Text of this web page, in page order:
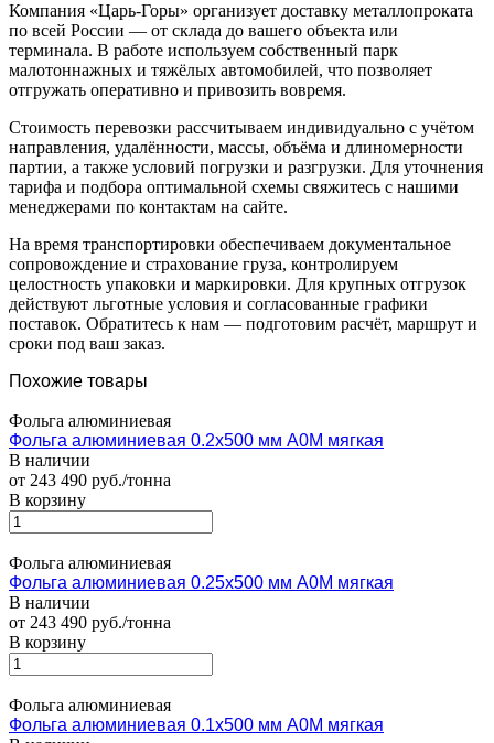
Компания «Царь-Горы» организует доставку металлопроката
по всей России — от склада до вашего объекта или
терминала. В работе используем собственный парк
малотоннажных и тяжёлых автомобилей, что позволяет
отгружать оперативно и привозить вовремя.
Стоимость перевозки рассчитываем индивидуально с учётом
направления, удалённости, массы, объёма и длиномерности
партии, а также условий погрузки и разгрузки. Для уточнения
тарифа и подбора оптимальной схемы свяжитесь с нашими
менеджерами по контактам на сайте.
На время транспортировки обеспечиваем документальное
сопровождение и страхование груза, контролируем
целостность упаковки и маркировки. Для крупных отгрузок
действуют льготные условия и согласованные графики
поставок. Обратитесь к нам — подготовим расчёт, маршрут и
сроки под ваш заказ.
Похожие товары
Фольга алюминиевая
Фольга алюминиевая 0.2х500 мм А0М мягкая
В наличии
от 243 490 руб./тонна
В корзину
Фольга алюминиевая
Фольга алюминиевая 0.25х500 мм А0М мягкая
В наличии
от 243 490 руб./тонна
В корзину
Фольга алюминиевая
Фольга алюминиевая 0.1х500 мм А0М мягкая